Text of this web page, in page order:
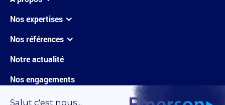
Nos expertises
Nos références
Notre actualité
Nos engagements
Carrières